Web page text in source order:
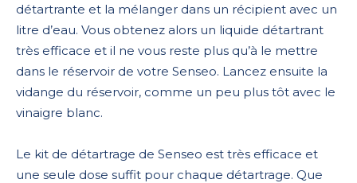
détartrante et la mélanger dans un récipient avec un
litre d’eau. Vous obtenez alors un liquide détartrant
très efficace et il ne vous reste plus qu’à le mettre
dans le réservoir de votre Senseo. Lancez ensuite la
vidange du réservoir, comme un peu plus tôt avec le
vinaigre blanc.
Le kit de détartrage de Senseo est très efficace et
une seule dose suffit pour chaque détartrage. Que